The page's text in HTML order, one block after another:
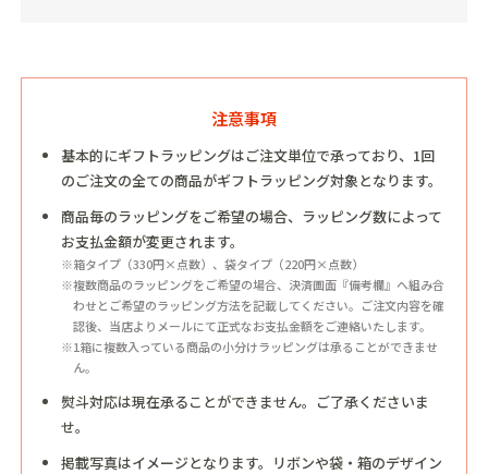
注意事項
基本的にギフトラッピングはご注文単位で承っており、1回
のご注文の全ての商品がギフトラッピング対象となります。
商品毎のラッピングをご希望の場合、ラッピング数によって
お支払金額が変更されます。
※箱タイプ（330円×点数）、袋タイプ（220円×点数）
※複数商品のラッピングをご希望の場合、決済画面『備考欄』へ組み合
わせとご希望のラッピング方法を記載してください。ご注文内容を確
認後、当店よりメールにて正式なお支払金額をご連絡いたします。
※1箱に複数入っている商品の小分けラッピングは承ることができませ
ん。
熨斗対応は現在承ることができません。ご了承くださいま
せ。
掲載写真はイメージとなります。リボンや袋・箱のデザイン